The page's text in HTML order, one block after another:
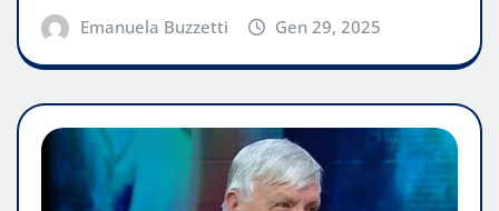
Emanuela Buzzetti Gen 29, 2025